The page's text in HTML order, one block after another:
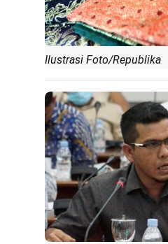
Ilustrasi Foto/Republika